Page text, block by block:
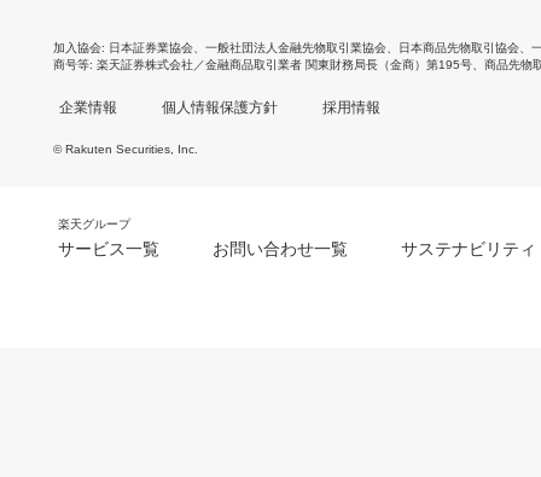
加入協会 日本証券業協会 一般社団法人金融先物取引業協会 日本商品先物取引協会
商号等 楽天証券株式会社／金融商品取引業者 関東財務局長（金商）第195号、商品先物
企業情報 個人情報保護方針 採用情報
© Rakuten Securities, Inc.
楽天グループ
サービス一覧 お問い合わせ一覧 サステナビリティ